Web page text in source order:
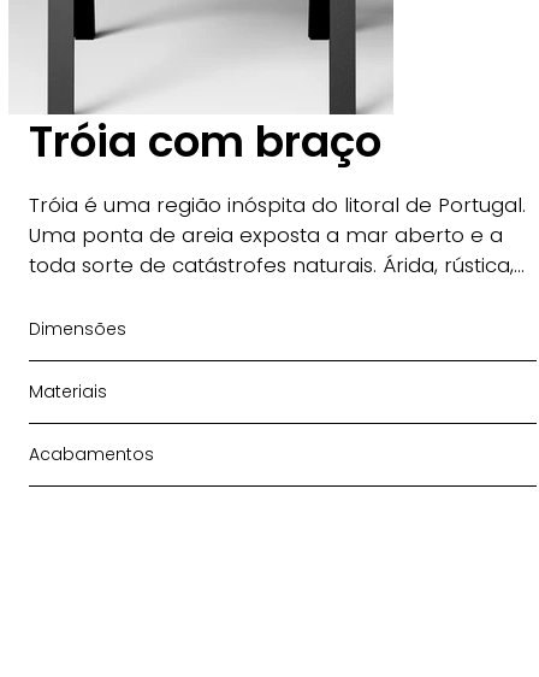
Tróia com braço
Tróia é uma região inóspita do litoral de Portugal.
Uma ponta de areia exposta a mar aberto e a
toda sorte de catástrofes naturais. Árida, rústica,
linhas finas e delgadas, como um contraponto a
toda essa robustez, culminando em uma linha
completa de produtos 100% outdoor, focada no
uso extremo e para exposição total às
intempéries.
Dimensões
Materiais
Acabamentos